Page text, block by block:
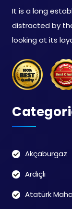
It is a long
distracted by
looking at its
Akçaburgaz
Ardıçlı
Atatürk